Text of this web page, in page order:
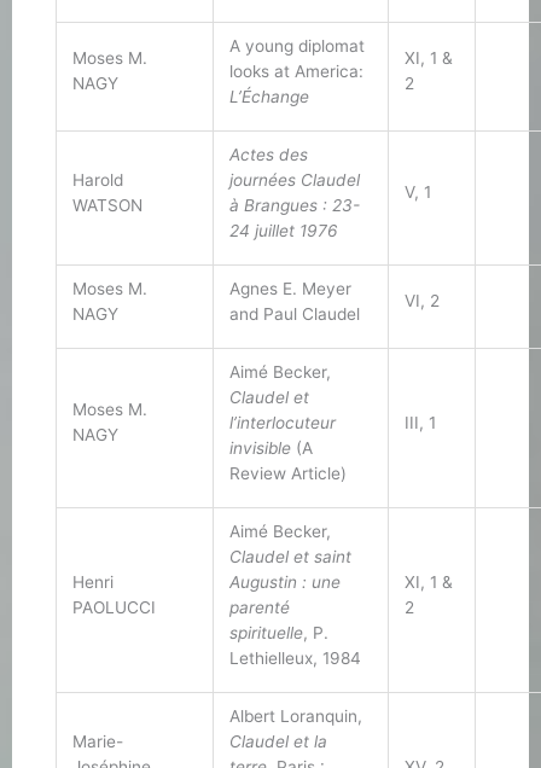
Moses M.
NAGY
A young diplomat
looks at America:
L’Échange
XI, 1 &
2
Harold
WATSON
Actes des
journées Claudel
à Brangues : 23-
24 juillet 1976
V, 1
Moses M.
NAGY
Agnes E. Meyer
and Paul Claudel
VI, 2
Moses M.
NAGY
Aimé Becker,
Claudel et
l’interlocuteur
invisible (A
Review Article)
III, 1
Henri
PAOLUCCI
Aimé Becker,
Claudel et saint
Augustin : une
parenté
spirituelle, P.
Lethielleux, 1984
XI, 1 &
2
Marie-
Albert Loranquin,
Claudel et la